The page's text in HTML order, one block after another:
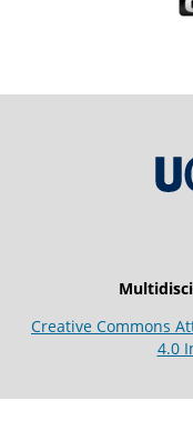
Creative Commons
4.0